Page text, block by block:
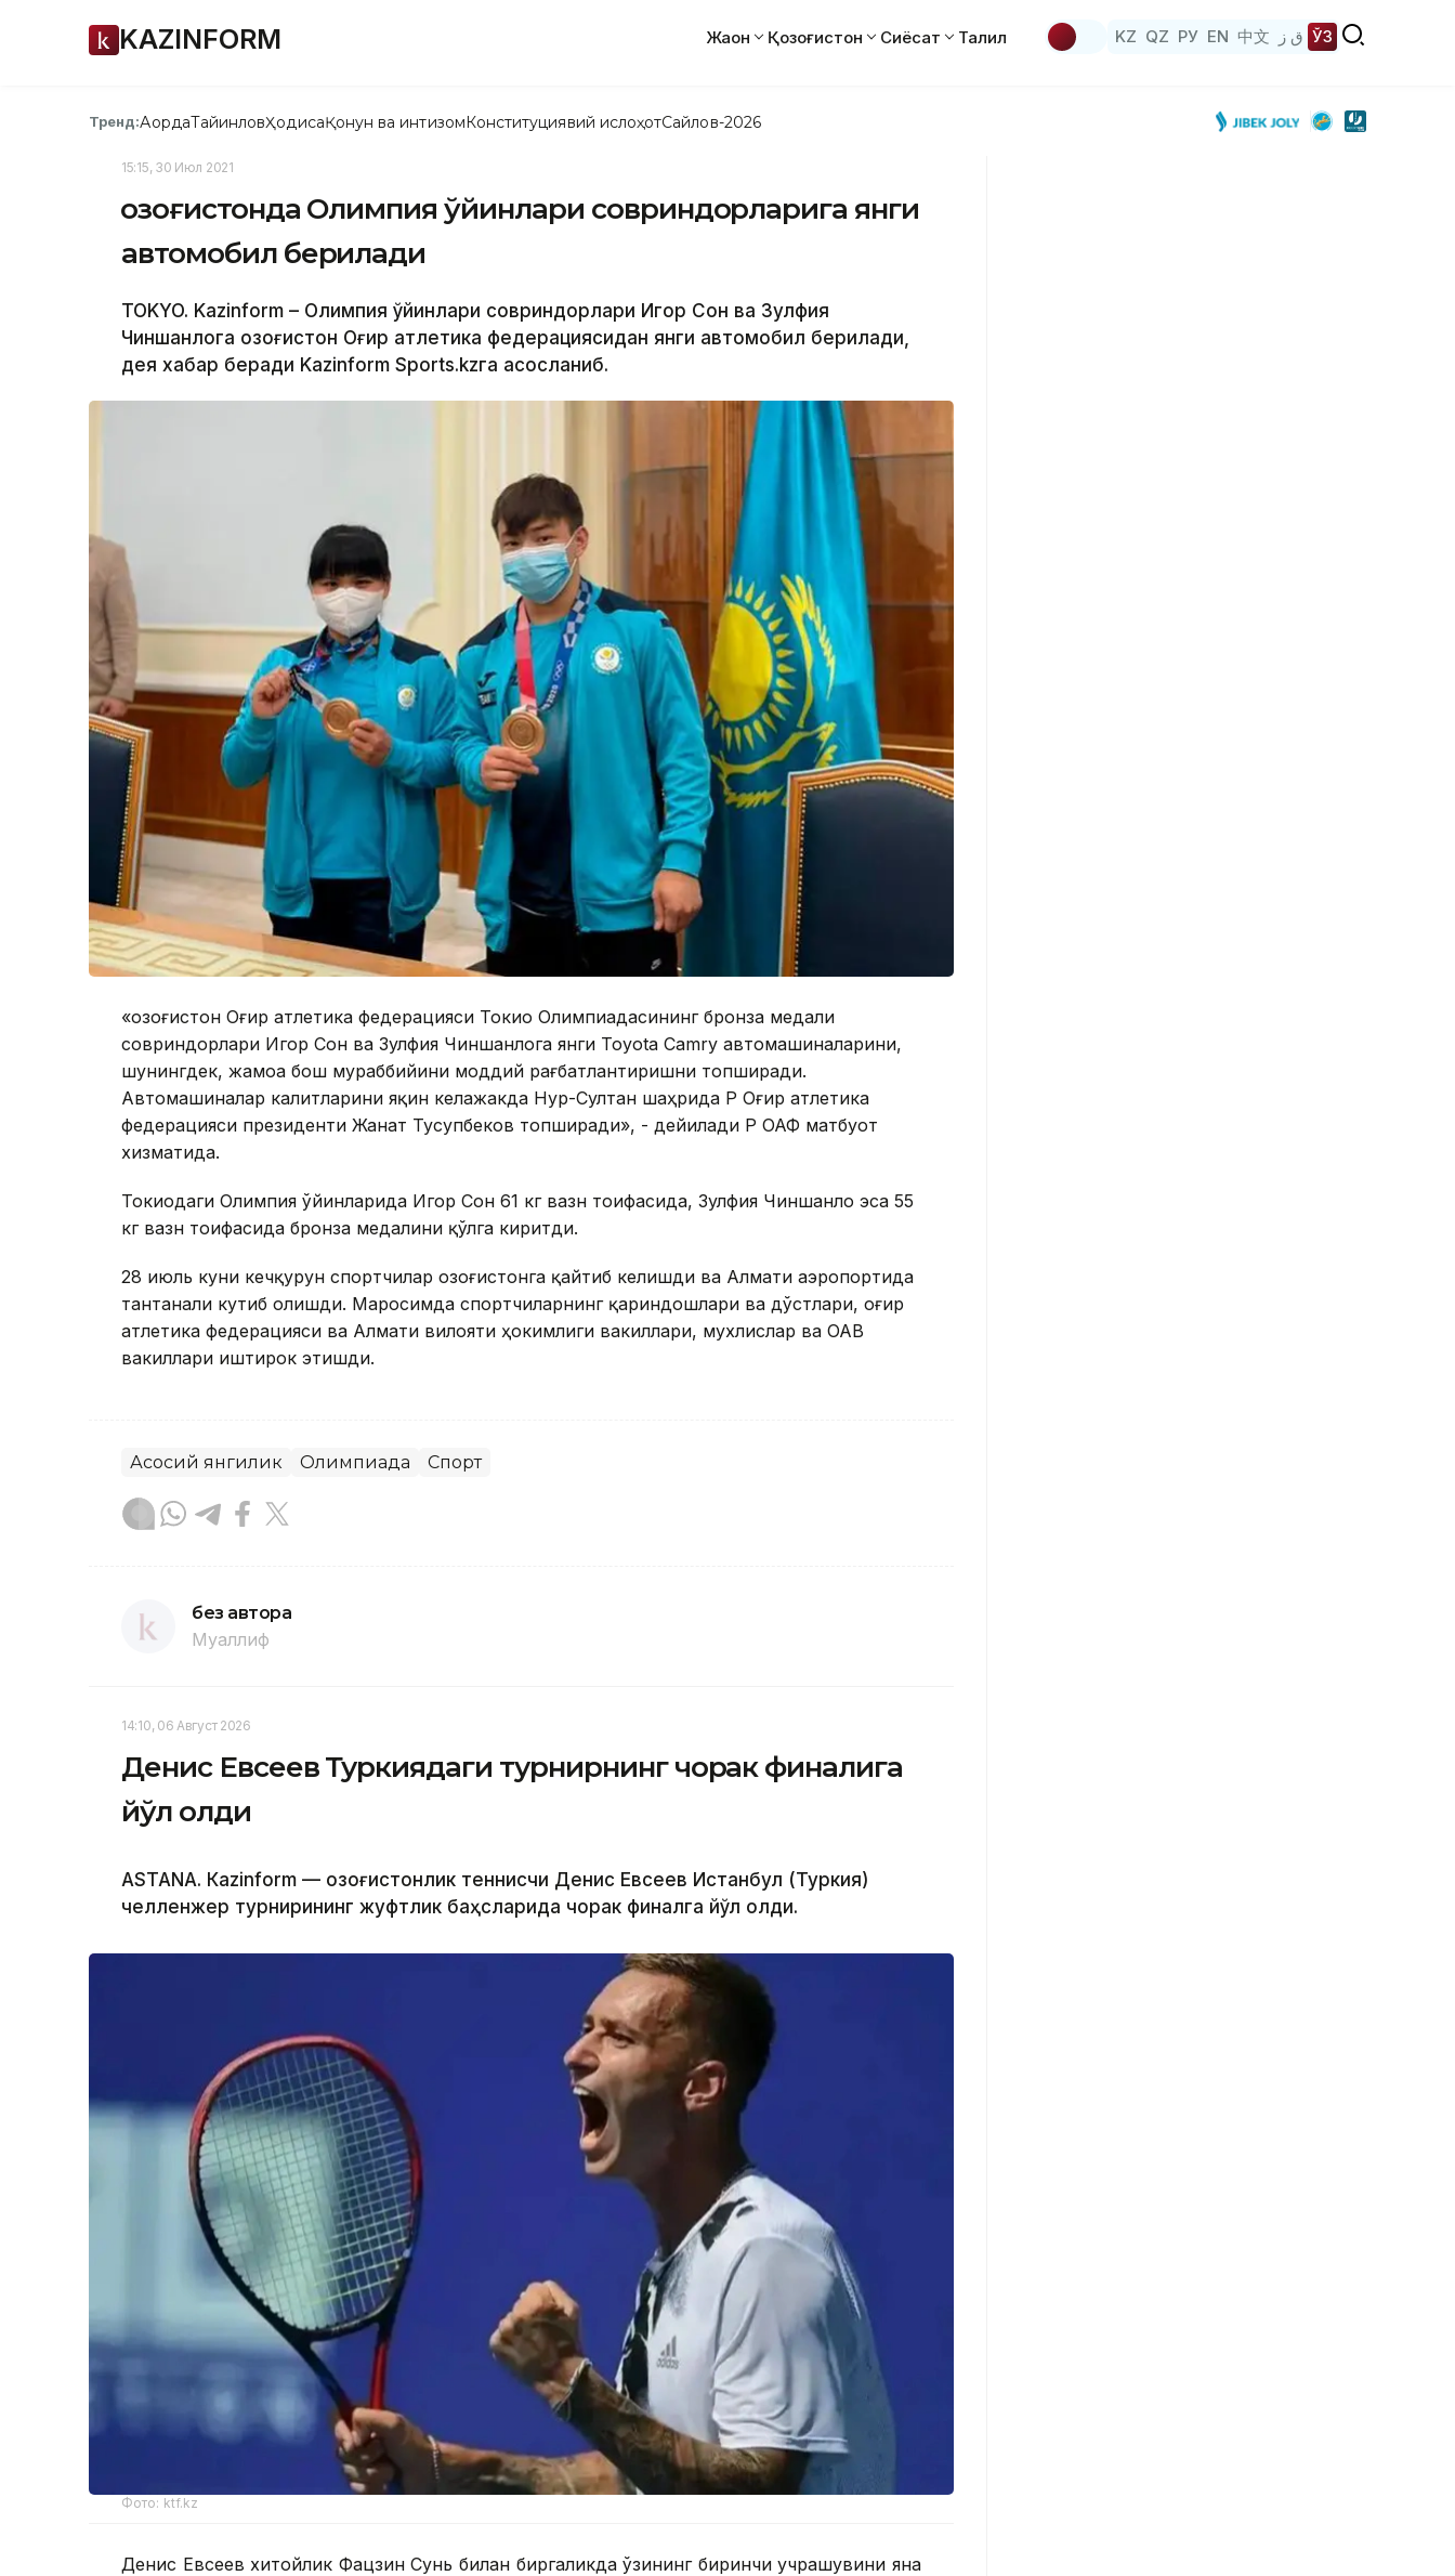
KAZINFORM Жаҳон Қозоғистон Сиёсат Таҳлил KZ QZ РУ EN 中文 ق ز ЎЗ
Тренд:АқордаТайинловҲодисаҚонун ва интизомКонституциявий ислоҳотСайлов-2026
15:15, 30 Июл 2021
Қозоғистонда Олимпия ўйинлари совриндорларига янги
автомобил берилади
TOKYO. Kazinform – Олимпия ўйинлари совриндорлари Игор Сон ва Зулфия
Чиншанлога Қозоғистон Оғир атлетика федерациясидан янги автомобил берилади,
дея хабар беради Kazinform Sports.kzга асосланиб.
«Қозоғистон Оғир атлетика федерацияси Токио Олимпиадасининг бронза медали
совриндорлари Игор Сон ва Зулфия Чиншанлога янги Toyota Camry автомашиналарини,
шунингдек, жамоа бош мураббийини моддий рағбатлантиришни топширади.
Автомашиналар калитларини яқин келажакда Нур-Султан шаҳрида ҚР Оғир атлетика
федерацияси президенти Жанат Тусупбеков топширади», - дейилади ҚР ОАФ матбуот
хизматида.
Токиодаги Олимпия ўйинларида Игор Сон 61 кг вазн тоифасида, Зулфия Чиншанло эса 55
кг вазн тоифасида бронза медалини қўлга киритди.
28 июль куни кечқурун спортчилар Қозоғистонга қайтиб келишди ва Алмати аэропортида
тантанали кутиб олишди. Маросимда спортчиларнинг қариндошлари ва дўстлари, оғир
атлетика федерацияси ва Алмати вилояти ҳокимлиги вакиллари, мухлислар ва ОАВ
вакиллари иштирок этишди.
Асосий янгилик Олимпиада Спорт
без автора
Муаллиф
14:10, 06 Август 2026
Денис Евсеев Туркиядаги турнирнинг чорак финалига
йўл олди
ASTANА. Кazinform — Қозоғистонлик теннисчи Денис Евсеев Истанбул (Туркия)
челленжер турнирининг жуфтлик баҳсларида чорак финалга йўл олди.
Фото: ktf.kz
Денис Евсеев хитойлик Фацзин Сунь билан биргаликда ўзининг биринчи учрашувини яна